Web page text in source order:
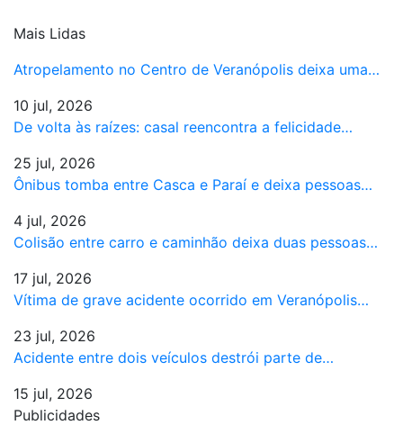
Mais Lidas
Atropelamento no Centro de Veranópolis deixa uma…
10 jul, 2026
De volta às raízes: casal reencontra a felicidade…
25 jul, 2026
Ônibus tomba entre Casca e Paraí e deixa pessoas…
4 jul, 2026
Colisão entre carro e caminhão deixa duas pessoas…
17 jul, 2026
Vítima de grave acidente ocorrido em Veranópolis…
23 jul, 2026
Acidente entre dois veículos destrói parte de…
15 jul, 2026
Publicidades